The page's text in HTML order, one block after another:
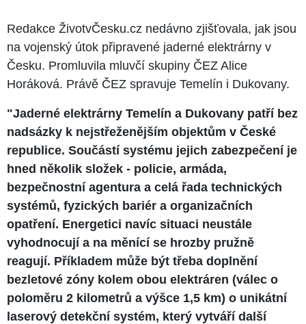
Redakce ŽivotvČesku.cz nedávno zjišťovala, jak jsou
na vojenský útok připravené jaderné elektrárny v
Česku. Promluvila mluvčí skupiny ČEZ Alice
Horáková. Právě ČEZ spravuje Temelín i Dukovany.
"Jaderné elektrárny Temelín a Dukovany patří bez
nadsázky k nejstřeženějším objektům v České
republice. Součástí systému jejich zabezpečení je
hned několik složek - policie, armáda,
bezpečnostní agentura a celá řada technických
systémů, fyzických bariér a organizačních
opatření. Energetici navíc situaci neustále
vyhodnocují a na měnící se hrozby pružně
reagují. Příkladem může být třeba doplnění
bezletové zóny kolem obou elektráren (válec o
poloměru 2 kilometrů a výšce 1,5 km) o unikátní
laserový detekční systém, který vytváří další